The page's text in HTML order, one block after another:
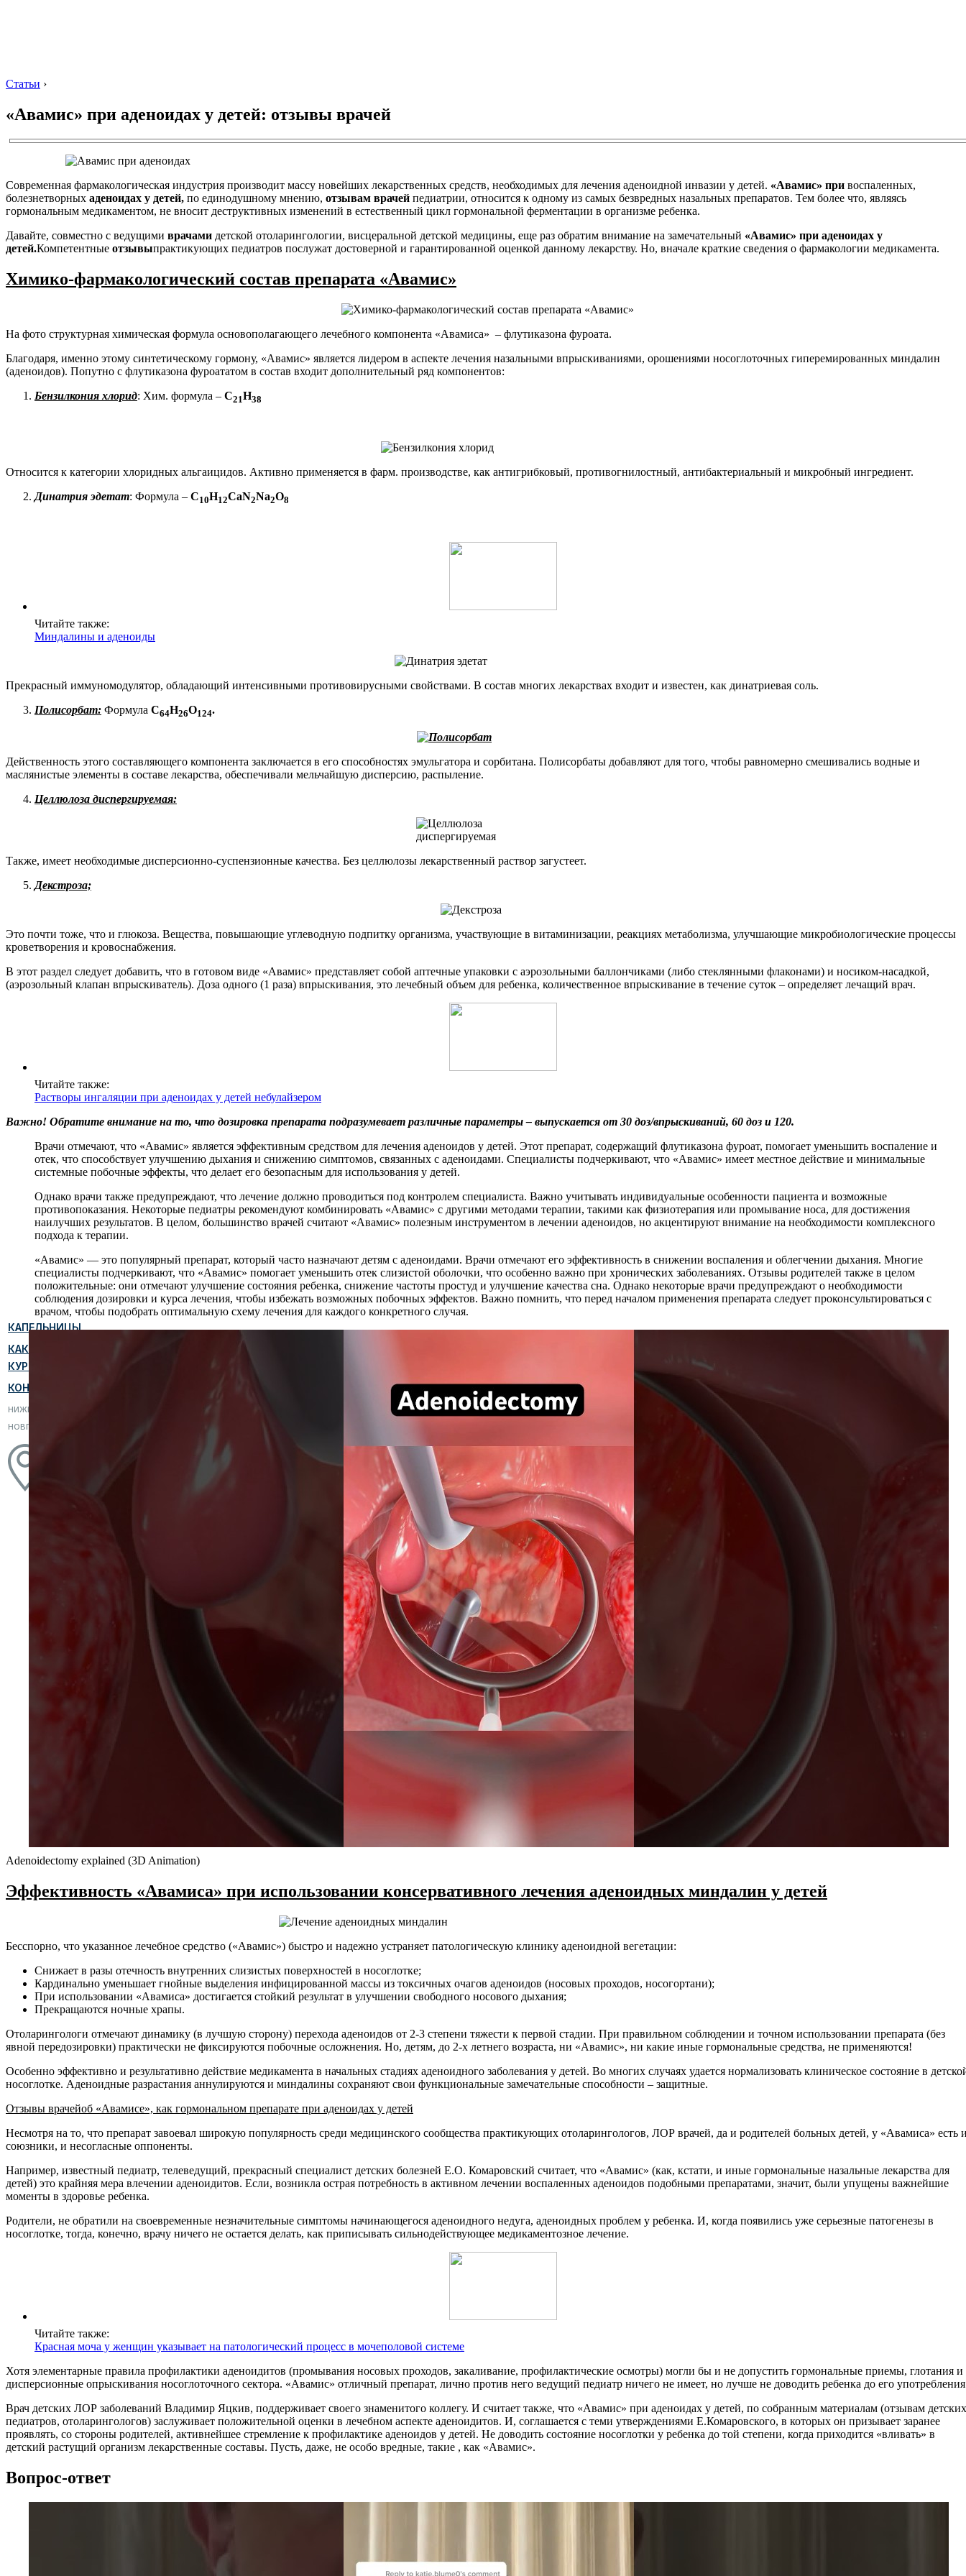
КАПЕЛЬНИЦЫ
КАК ПРОЙТИ
КУРС
КОНТАКТЫ
НИЖНИЙ
НОВГОРОД
Статьи ›
«Авамис» при аденоидах у детей: отзывы врачей
Современная фармакологическая индустрия производит массу новейших лекарственных средств, необходимых для лечения аденоидной инвазии у детей. «Авамис» при воспаленных,
болезнетворных аденоидах у детей, по единодушному мнению, отзывам врачей педиатрии, относится к одному из самых безвредных назальных препаратов. Тем более что, являясь
гормональным медикаментом, не вносит деструктивных изменений в естественный цикл гормональной ферментации в организме ребенка.
Давайте, совместно с ведущими врачами детской отоларингологии, висцеральной детской медицины, еще раз обратим внимание на замечательный «Авамис» при аденоидах у
детей.Компетентные отзывыпрактикующих педиатров послужат достоверной и гарантированной оценкой данному лекарству. Но, вначале краткие сведения о фармакологии медикамента.
Химико-фармакологический состав препарата «Авамис»
На фото структурная химическая формула основополагающего лечебного компонента «Авамиса» – флутиказона фуроата.
Благодаря, именно этому синтетическому гормону, «Авамис» является лидером в аспекте лечения назальными впрыскиваниями, орошениями носоглоточных гиперемированных миндалин
(аденоидов). Попутно с флутиказона фуроататом в состав входит дополнительный ряд компонентов:
Бензилкония хлорид: Хим. формула – C21H38
Относится к категории хлоридных альгаицидов. Активно применяется в фарм. производстве, как антигрибковый, противогнилостный, антибактериальный и микробный ингредиент.
Динатрия эдетат: Формула – C10H12CaN2Na2O8
Читайте также:
Миндалины и аденоиды
Прекрасный иммуномодулятор, обладающий интенсивными противовирусными свойствами. В состав многих лекарствах входит и известен, как динатриевая соль.
Полисорбат: Формула C64H26O124.
Действенность этого составляющего компонента заключается в его способностях эмульгатора и сорбитана. Полисорбаты добавляют для того, чтобы равномерно смешивались водные и
маслянистые элементы в составе лекарства, обеспечивали мельчайшую дисперсию, распыление.
Целлюлоза диспергируемая:
Также, имеет необходимые дисперсионно-суспензионные качества. Без целлюлозы лекарственный раствор загустеет.
Декстроза;
Это почти тоже, что и глюкоза. Вещества, повышающие углеводную подпитку организма, участвующие в витаминизации, реакциях метаболизма, улучшающие микробиологические процессы
кроветворения и кровоснабжения.
В этот раздел следует добавить, что в готовом виде «Авамис» представляет собой аптечные упаковки с аэрозольными баллончиками (либо стеклянными флаконами) и носиком-насадкой,
(аэрозольный клапан впрыскиватель). Доза одного (1 раза) впрыскивания, это лечебный объем для ребенка, количественное впрыскивание в течение суток – определяет лечащий врач.
Читайте также:
Растворы ингаляции при аденоидах у детей небулайзером
Важно! Обратите внимание на то, что дозировка препарата подразумевает различные параметры – выпускается от 30 доз/впрыскиваний, 60 доз и 120.
Врачи отмечают, что «Авамис» является эффективным средством для лечения аденоидов у детей. Этот препарат, содержащий флутиказона фуроат, помогает уменьшить воспаление и
отек, что способствует улучшению дыхания и снижению симптомов, связанных с аденоидами. Специалисты подчеркивают, что «Авамис» имеет местное действие и минимальные
системные побочные эффекты, что делает его безопасным для использования у детей.
Однако врачи также предупреждают, что лечение должно проводиться под контролем специалиста. Важно учитывать индивидуальные особенности пациента и возможные
противопоказания. Некоторые педиатры рекомендуют комбинировать «Авамис» с другими методами терапии, такими как физиотерапия или промывание носа, для достижения
наилучших результатов. В целом, большинство врачей считают «Авамис» полезным инструментом в лечении аденоидов, но акцентируют внимание на необходимости комплексного
подхода к терапии.
«Авамис» — это популярный препарат, который часто назначают детям с аденоидами. Врачи отмечают его эффективность в снижении воспаления и облегчении дыхания. Многие
специалисты подчеркивают, что «Авамис» помогает уменьшить отек слизистой оболочки, что особенно важно при хронических заболеваниях. Отзывы родителей также в целом
положительные: они отмечают улучшение состояния ребенка, снижение частоты простуд и улучшение качества сна. Однако некоторые врачи предупреждают о необходимости
соблюдения дозировки и курса лечения, чтобы избежать возможных побочных эффектов. Важно помнить, что перед началом применения препарата следует проконсультироваться с
врачом, чтобы подобрать оптимальную схему лечения для каждого конкретного случая.
Adenoidectomy explained (3D Animation)
Эффективность «Авамиса» при использовании консервативного лечения аденоидных миндалин у детей
Бесспорно, что указанное лечебное средство («Авамис») быстро и надежно устраняет патологическую клинику аденоидной вегетации:
Снижает в разы отечность внутренних слизистых поверхностей в носоглотке;
Кардинально уменьшает гнойные выделения инфицированной массы из токсичных очагов аденоидов (носовых проходов, носогортани);
При использовании «Авамиса» достигается стойкий результат в улучшении свободного носового дыхания;
Прекращаются ночные храпы.
Отоларингологи отмечают динамику (в лучшую сторону) перехода аденоидов от 2-3 степени тяжести к первой стадии. При правильном соблюдении и точном использовании препарата (без
явной передозировки) практически не фиксируются побочные осложнения. Но, детям, до 2-х летнего возраста, ни «Авамис», ни какие иные гормональные средства, не применяются!
Особенно эффективно и результативно действие медикамента в начальных стадиях аденоидного заболевания у детей. Во многих случаях удается нормализовать клиническое состояние в
носоглотке. Аденоидные разрастания аннулируются и миндалины сохраняют свои функциональные замечательные способности – защитные.
Отзывы врачейоб «Авамисе», как гормональном препарате при аденоидах у детей
Несмотря на то, что препарат завоевал широкую популярность среди медицинского сообщества практикующих отоларингологов, ЛОР врачей, да и родителей больных детей, у «Авамиса» есть
союзники, и несогласные оппоненты.
Например, известный педиатр, телеведущий, прекрасный специалист детских болезней Е.О. Комаровский считает, что «Авамис» (как, кстати, и иные гормональные назальные лекарства для
детей) это крайняя мера влечении аденоидитов. Если, возникла острая потребность в активном лечении воспаленных аденоидов подобными препаратами, значит, были упущены важнейшие
моменты в здоровье ребенка.
Родители, не обратили на своевременные незначительные симптомы начинающегося аденоидного недуга, аденоидных проблем у ребенка. И, когда появились уже серьезные патогенезы в
носоглотке, тогда, конечно, врачу ничего не остается делать, как приписывать сильнодействующее медикаментозное лечение.
Читайте также:
Красная моча у женщин указывает на патологический процесс в мочеполовой системе
Хотя элементарные правила профилактики аденоидитов (промывания носовых проходов, закаливание, профилактические осмотры) могли бы и не допустить гормональные приемы, глотания и
дисперсионные опрыскивания носоглоточного сектора. «Авамис» отличный препарат, лично против него ведущий педиатр ничего не имеет, но лучше не доводить ребенка до его
Врач детских ЛОР заболеваний Владимир Яцкив, поддерживает своего знаменитого коллегу. И считает также, что «Авамис» при аденоидах у детей, по собранным материалам (отзывам детских
педиатров, отоларингологов) заслуживает положительной оценки в лечебном аспекте аденоидитов. И, соглашается с теми утверждениями Е.Комаровского, в которых он призывает заранее
проявлять, со стороны родителей, активнейшее стремление к профилактике аденоидов у детей. Не доводить состояние носоглотки у ребенка до той степени, когда приходится «вливать» в
детский растущий организм лекарственные составы. Пусть, даже, не особо вредные, такие , как «Авамис».
Вопрос-ответ